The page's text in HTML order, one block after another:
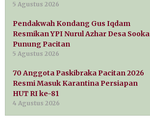
5 Agustus 2026
Pendakwah Kondang Gus Iqdam
Resmikan YPI Nurul Azhar Desa Sooka
Punung Pacitan
5 Agustus 2026
70 Anggota Paskibraka Pacitan 2026
Resmi Masuk Karantina Persiapan
HUT RI ke-81
4 Agustus 2026